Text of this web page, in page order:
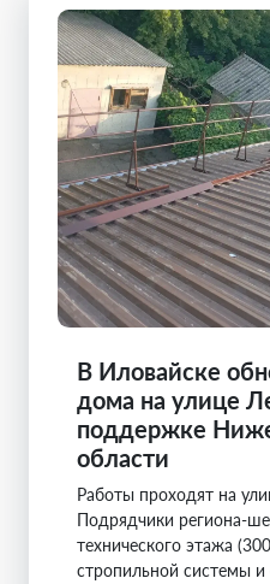
В Иловайске
дома на улице
поддержке
области
Работы проходят на
Подрядчики региона-
технического этажа
стропильной системы